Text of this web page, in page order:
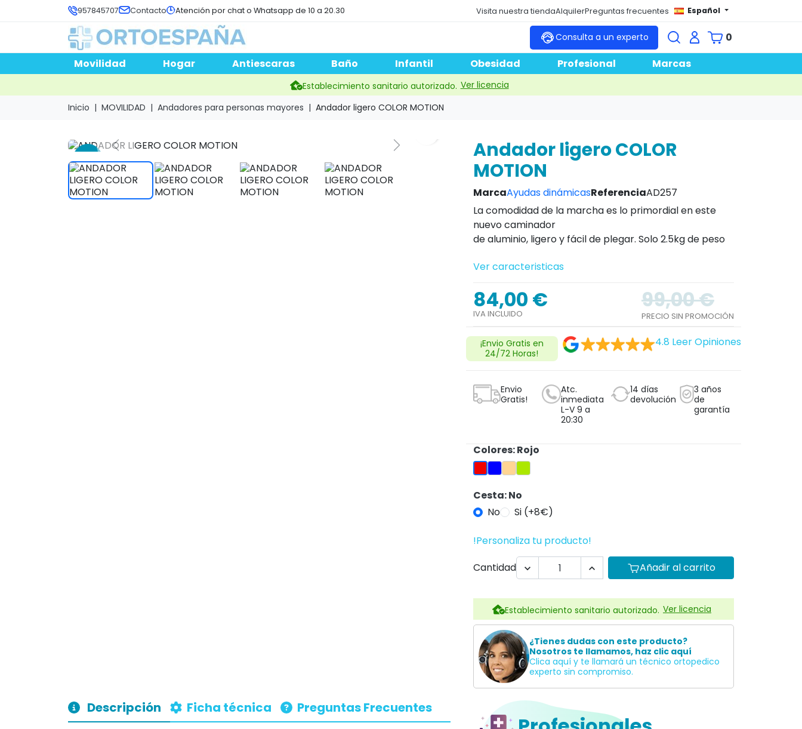
957845707 Contacto Atención por chat o Whatsapp de 10 a 20.30 Visita nuestra tiendaAlquilerPreguntas frecuentes Español
Consulta a un experto
0
Movilidad
Hogar Antiescaras Baño Infantil Obesidad Profesional Marcas
Establecimiento sanitario autorizado. Ver licencia
Inicio
MOVILIDAD Andadores para personas mayores Andador ligero COLOR MOTION
Andador ligero COLOR
MOTION
MarcaAyudas dinámicasReferenciaAD257
La comodidad de la marcha es lo primordial en este
nuevo caminador
de aluminio, ligero y fácil de plegar. Solo 2.5kg de peso
Ver caracteristicas
84,00 €
IVA INCLUIDO
99,00 €
PRECIO SIN PROMOCIÓN
¡Envio Gratis en
24/72 Horas!
4.8 Leer Opiniones
Envio
Gratis!
Atc.
inmediata
L-V 9 a
20:30
14 días
devolución
3 años
de
garantía
Colores: Rojo
RojoAzulCremaPistacho
Cesta: No
No
Si (+8€)
!Personaliza tu producto!
Cantidad
  Añadir al carrito
Establecimiento sanitario autorizado. Ver licencia
¿Tienes dudas con este producto?
Nosotros te llamamos, haz clic aquí
Clica aquí y te llamará un técnico ortopedico
experto sin compromiso.
Descripción Ficha técnica Preguntas Frecuentes